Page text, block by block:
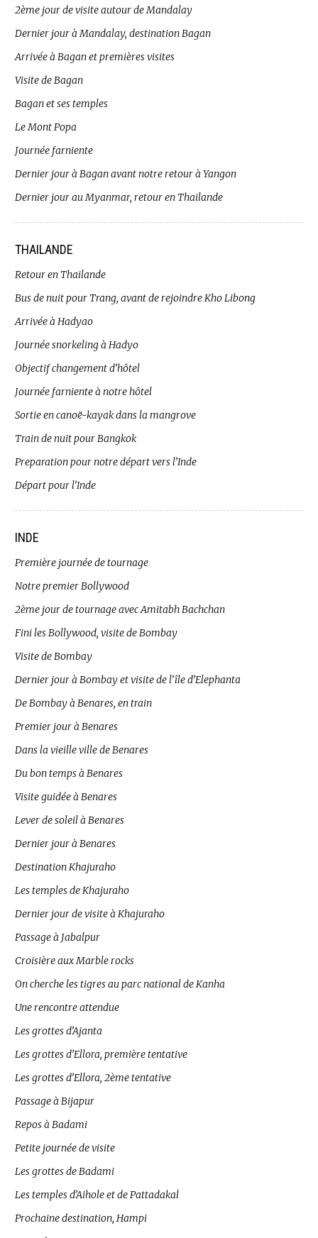
2ème jour de visite autour de Mandalay
Dernier jour à Mandalay, destination Bagan
Arrivée à Bagan et premières visites
Visite de Bagan
Bagan et ses temples
Le Mont Popa
Journée farniente
Dernier jour à Bagan avant notre retour à Yangon
Dernier jour au Myanmar, retour en Thailande
THAILANDE
Retour en Thailande
Bus de nuit pour Trang, avant de rejoindre Kho Libong
Arrivée à Hadyao
Journée snorkeling à Hadyo
Objectif changement d’hôtel
Journée farniente à notre hôtel
Sortie en canoë-kayak dans la mangrove
Train de nuit pour Bangkok
Preparation pour notre départ vers l’Inde
Départ pour l’Inde
INDE
Première journée de tournage
Notre premier Bollywood
2ème jour de tournage avec Amitabh Bachchan
Fini les Bollywood, visite de Bombay
Visite de Bombay
Dernier jour à Bombay et visite de l’île d’Elephanta
De Bombay à Benares, en train
Premier jour à Benares
Dans la vieille ville de Benares
Du bon temps à Benares
Visite guidée à Benares
Lever de soleil à Benares
Dernier jour à Benares
Destination Khajuraho
Les temples de Khajuraho
Dernier jour de visite à Khajuraho
Passage à Jabalpur
Croisière aux Marble rocks
On cherche les tigres au parc national de Kanha
Une rencontre attendue
Les grottes d’Ajanta
Les grottes d’Ellora, première tentative
Les grottes d’Ellora, 2ème tentative
Passage à Bijapur
Repos à Badami
Petite journée de visite
Les grottes de Badami
Les temples d’Aihole et de Pattadakal
Prochaine destination, Hampi